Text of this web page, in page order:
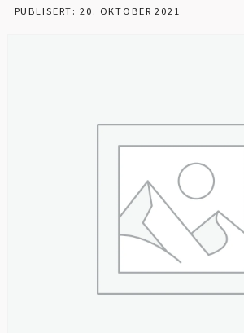
PUBLISERT: 20. OKTOBER 2021